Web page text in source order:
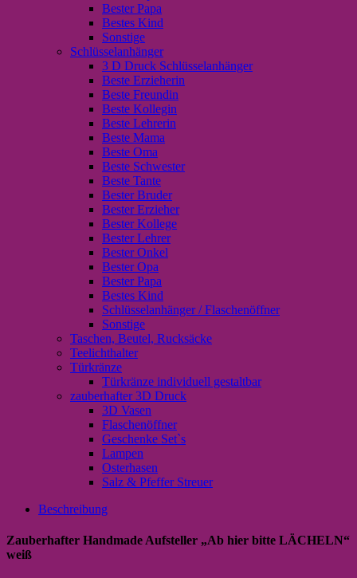
Bester Papa
Bestes Kind
Sonstige
Schlüsselanhänger
3 D Druck Schlüsselanhänger
Beste Erzieherin
Beste Freundin
Beste Kollegin
Beste Lehrerin
Beste Mama
Beste Oma
Beste Schwester
Beste Tante
Bester Bruder
Bester Erzieher
Bester Kollege
Bester Lehrer
Bester Onkel
Bester Opa
Bester Papa
Bestes Kind
Schlüsselanhänger / Flaschenöffner
Sonstige
Taschen, Beutel, Rucksäcke
Teelichthalter
Türkränze
Türkränze individuell gestaltbar
zauberhafter 3D Druck
3D Vasen
Flaschenöffner
Geschenke Set`s
Lampen
Osterhasen
Salz & Pfeffer Streuer
Beschreibung
Zauberhafter Handmade Aufsteller „Ab hier bitte LÄCHELN“
weiß